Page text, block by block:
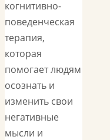
когнитивно-
поведенческая
терапия,
которая
помогает людям
осознать и
изменить свои
негативные
мысли и